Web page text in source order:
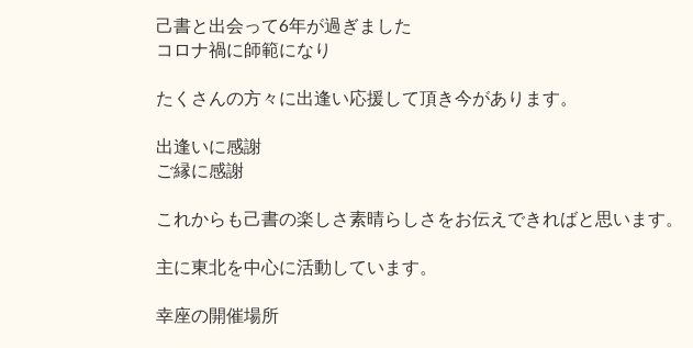
己書と出会って6年が過ぎました
コロナ禍に師範になり
たくさんの方々に出逢い応援して頂き今があります。
出逢いに感謝
ご縁に感謝
これからも己書の楽しさ素晴らしさをお伝えできればと思います。
主に東北を中心に活動しています。
幸座の開催場所